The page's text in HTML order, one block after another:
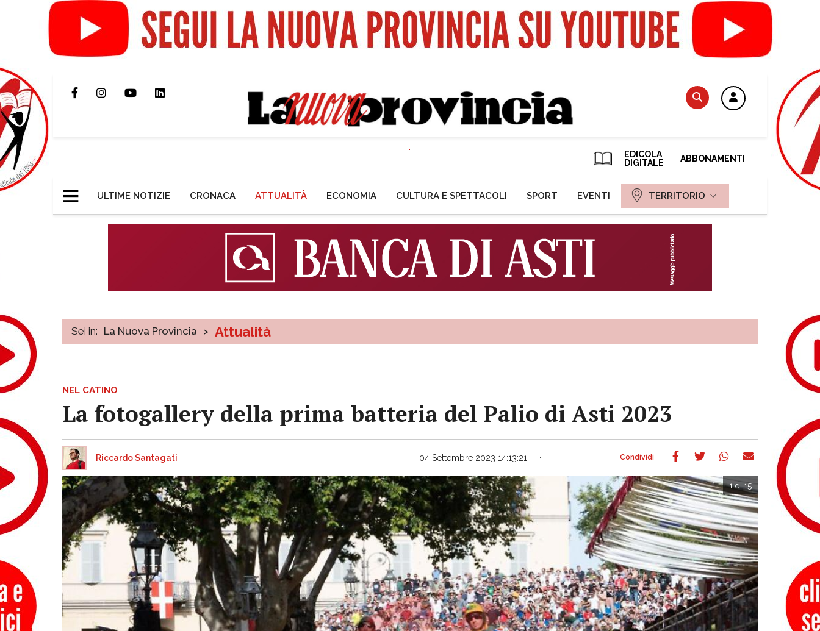
EDICOLA
DIGITALE
ABBONAMENTI
ULTIME NOTIZIE CRONACA ATTUALITÀ ECONOMIA CULTURA E SPETTACOLI SPORT EVENTI TERRITORIO
Sei in: La Nuova Provincia > Attualità
NEL CATINO
La fotogallery della prima batteria del Palio di Asti 2023
Riccardo Santagati 04 Settembre 2023 14:13:21
1 di 15